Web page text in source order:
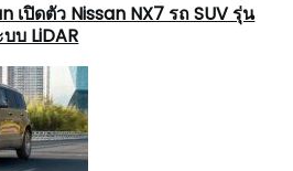
เปิดตัว Nissan NX7 รถ SUV รุ่น
บ LiDAR